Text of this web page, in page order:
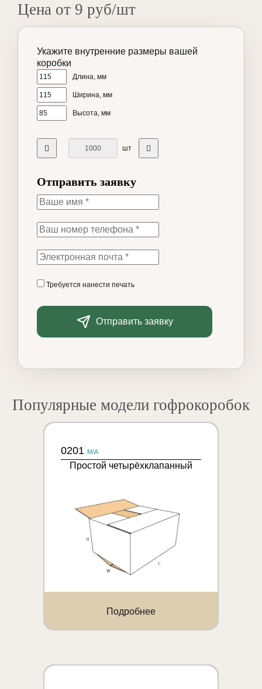
Цена от 9 руб/шт
Укажите внутренние размеры вашей
коробки
Длина, мм
Ширина, мм
Высота, мм
шт
Отправить заявку
Требуется нанести печать
Отправить заявку
Популярные модели гофрокоробок
0201 M/A
Простой четырёхклапанный
Подробнее